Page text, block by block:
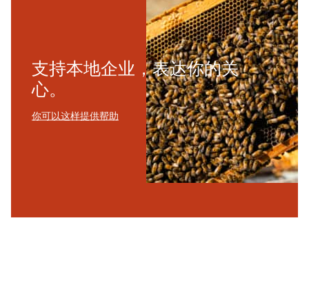
支持本地企业，表达你的关
心。
你可以这样提供帮助